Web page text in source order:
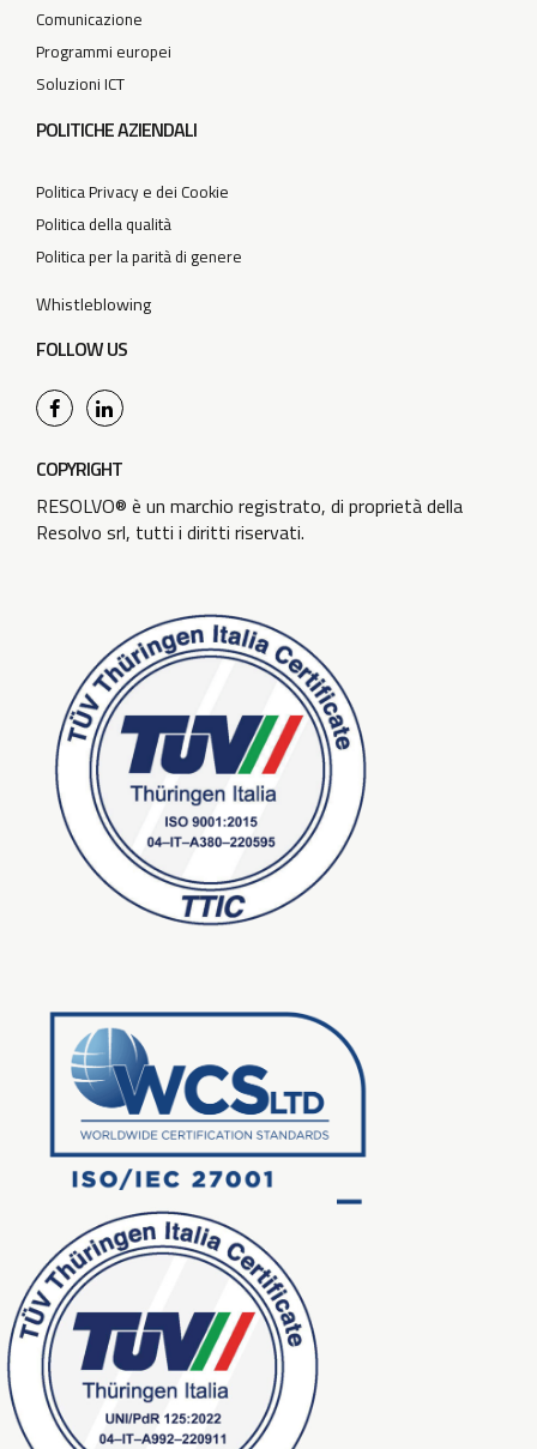
Comunicazione
Programmi europei
Soluzioni ICT
POLITICHE AZIENDALI
Politica Privacy e dei Cookie
Politica della qualità
Politica per la parità di genere
Whistleblowing
FOLLOW US
COPYRIGHT
RESOLVO® è un marchio registrato, di proprietà della
Resolvo srl, tutti i diritti riservati.